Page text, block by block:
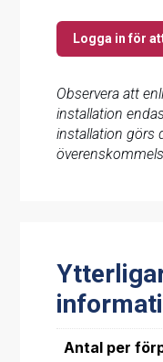
Logga in för
Observera att
installation
installation görs
Antal per